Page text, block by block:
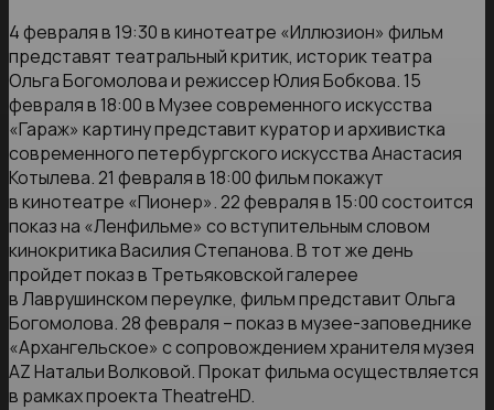
4 февраля в 19:30 в кинотеатре «Иллюзион» фильм
представят театральный критик, историк театра
Ольга Богомолова и режиссер Юлия Бобкова. 15
февраля в 18:00 в Музее современного искусства
«Гараж» картину представит куратор и архивистка
современного петербургского искусства Анастасия
Котылева. 21 февраля в 18:00 фильм покажут
в кинотеатре «Пионер». 22 февраля в 15:00 состоится
показ на «Ленфильме» со вступительным словом
кинокритика Василия Степанова. В тот же день
пройдет показ в Третьяковской галерее
в Лаврушинском переулке, фильм представит Ольга
Богомолова. 28 февраля – показ в музее-заповеднике
«Архангельское» с сопровождением хранителя музея
AZ Натальи Волковой. Прокат фильма осуществляется
в рамках проекта TheatreHD.